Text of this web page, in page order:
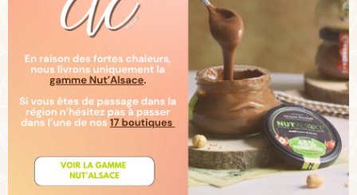
 Ajouter au panier
Disponible
Livraison :